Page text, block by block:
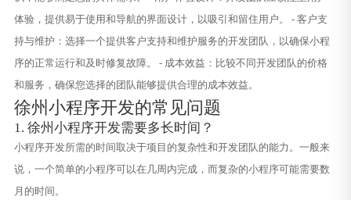
体验，提供易于使用和导航的界面设计，以吸引和留住用户。 - 客户支
持与维护：选择一个提供客户支持和维护服务的开发团队，以确保小程
序的正常运行和及时修复故障。 - 成本效益：比较不同开发团队的价格
和服务，确保您选择的团队能够提供合理的成本效益。
徐州小程序开发的常见问题
1. 徐州小程序开发需要多长时间？
小程序开发所需的时间取决于项目的复杂性和开发团队的能力。一般来
说，一个简单的小程序可以在几周内完成，而复杂的小程序可能需要数
月的时间。